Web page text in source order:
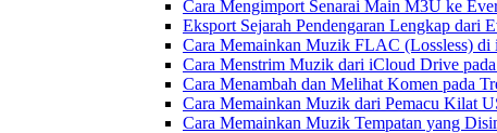
Cara Mengimport Senarai Main M3U ke
Eksport Sejarah Pendengaran Lengkap dari
Cara Memainkan Muzik FLAC (Lossless) di
Cara Menstrim Muzik dari iCloud Drive
Cara Menambah dan Melihat Komen pada
Cara Memainkan Muzik dari Pemacu Kilat
Cara Memainkan Muzik Tempatan yang